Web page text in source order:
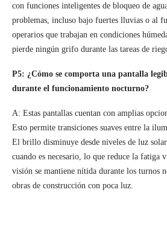
con funciones inteligentes de bloqueo de
problemas, incluso bajo fuertes lluvias o al
operarios que trabajan en condiciones
pierde ningún grifo durante las tareas de
P5: ¿Cómo se comporta una pantalla
durante el funcionamiento nocturno?
A: Estas pantallas cuentan con amplias
Esto permite transiciones suaves entre la
El brillo disminuye desde niveles de luz
cuando es necesario, lo que reduce la fatiga
visión se mantiene nítida durante los turnos
obras de construcción con poca luz.